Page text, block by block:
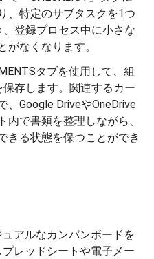
、特定のサブタスクを1つ
登録プロセス中に小さな
がなくなります。
タブを使用して、組
存します。関連するカー
、Google DriveやOneDrive
内で書類を整理しながら、
きる状態を保つことができ
アルなカンバンボードを
レッドシートや電子メー